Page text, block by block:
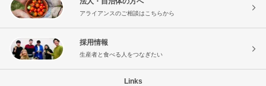
アライアンスのご相談はこちらから
採用情報
生産者と食べる人をつなぎたい
Links